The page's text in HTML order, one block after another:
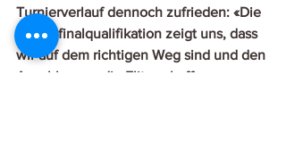
Turnierverlauf dennoch zufrieden: «Die
Viertelfinalqualifikation zeigt uns, dass
wir auf dem richtigen Weg sind und den
Anschluss an die Elite schaffen